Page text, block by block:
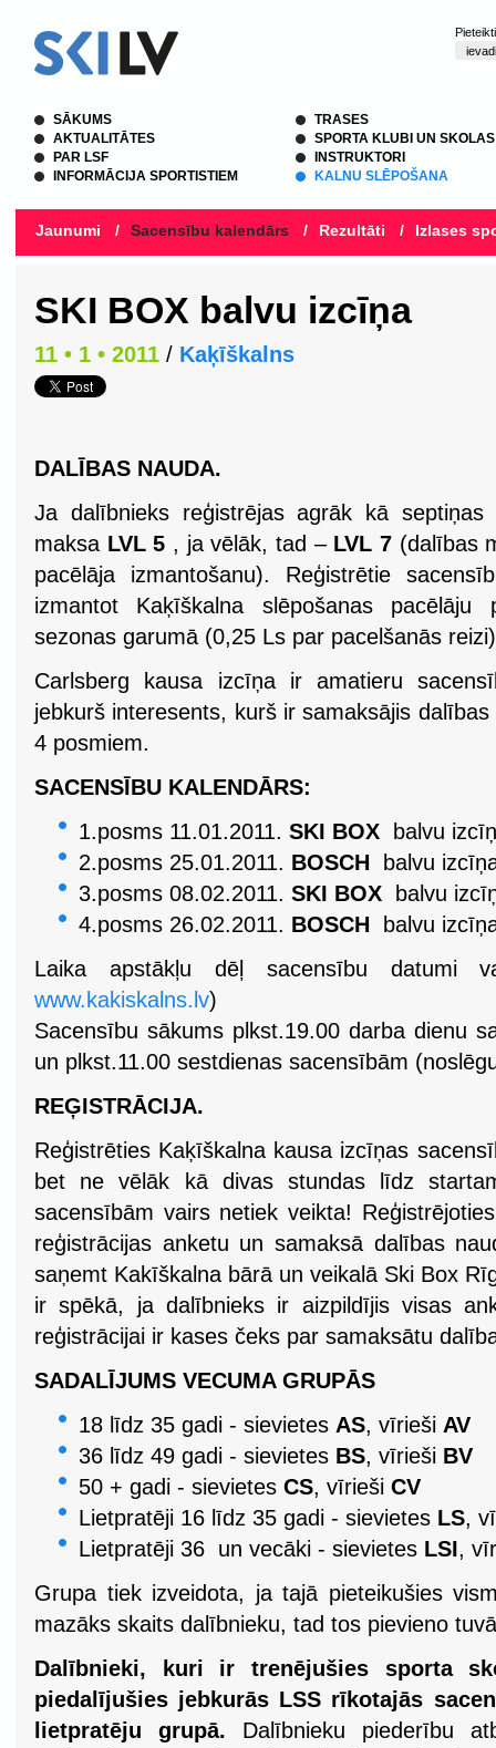
SĀKUMS
AKTUALITĀTES
PAR LSF
INFORMĀCIJA SPORTISTIEM
TRASES
SPORTA KLUBI UN SKOLAS
INSTRUKTORI
KALNU SLĒPOŠANA
Jaunumi / Sacensību kalendārs / Rezultāti / Izlases
SKI BOX balvu izcīņa
11 • 1 • 2011 / Kaķīškalns
DALĪBAS NAUDA.
Ja dalībnieks reģistrējas agrāk kā
maksa LVL 5 , ja vēlāk, tad – LVL 7 (dalības
pacēlāja izmantošanu). Reģistrētie
izmantot Kaķīškalna slēpošanas
sezonas garumā (0,25 Ls par pacelšanās
Carlsberg kausa izcīņa ir amatieru
jebkurš interesents, kurš ir samaksājis
4 posmiem.
SACENSĪBU KALENDĀRS:
1.posms 11.01.2011. SKI BOX balvu
2.posms 25.01.2011. BOSCH balvu
3.posms 08.02.2011. SKI BOX balvu
4.posms 26.02.2011. BOSCH balvu
Laika apstākļu dēļ sacensību datumi
www.kakiskalns.lv)
Sacensību sākums plkst.19.00 darba dienu
un plkst.11.00 sestdienas sacensībām
REĢISTRĀCIJA.
Reģistrēties Kaķīškalna kausa izcīņas
bet ne vēlāk kā divas stundas līdz
sacensībām vairs netiek veikta!
reģistrācijas anketu un samaksā dalības
saņemt Kakīškalna bārā un veikalā Ski Box
ir spēkā, ja dalībnieks ir aizpildījis visas
reģistrācijai ir kases čeks par samaksātu
SADALĪJUMS VECUMA GRUPĀS
18 līdz 35 gadi - sievietes AS, vīrieši AV
36 līdz 49 gadi - sievietes BS, vīrieši BV
50 + gadi - sievietes CS, vīrieši CV
Lietpratēji 16 līdz 35 gadi - sievietes LS,
Lietpratēji 36 un vecāki - sievietes LSI,
Grupa tiek izveidota, ja tajā pieteikušies
mazāks skaits dalībnieku, tad tos pievieno
Dalībnieki, kuri ir trenējušies sporta
piedalījušies jebkurās LSS rīkotajās
lietpratēju grupā. Dalībnieku piederību